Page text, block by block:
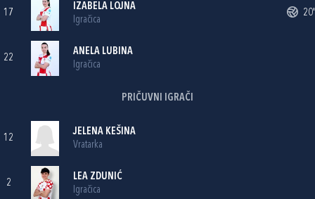
17
IZABELA LOJNA
Igračica
20'
22
ANELA LUBINA
Igračica
PRIČUVNI IGRAČI
12
JELENA KEŠINA
Vratarka
2
LEA ZDUNIĆ
Igračica